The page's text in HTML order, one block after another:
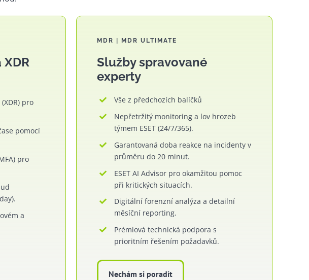
pro
pomocí
pro
a
MDR | MDR ULTIMATE
Služby spravované
experty
Vše z předchozích balíčků
Nepřetržitý monitoring a lov hrozeb
týmem ESET (24/7/365).
Garantovaná doba reakce na incidenty v
průměru do 20 minut.
ESET AI Advisor pro okamžitou pomoc
při kritických situacích.
Digitální forenzní analýza a detailní
měsíční reporting.
Prémiová technická podpora s
prioritním řešením požadavků.
Nechám si poradit